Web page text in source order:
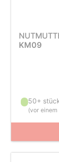
KM09
50+
(vor einem